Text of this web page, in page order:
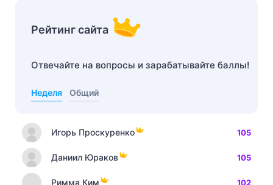
Рейтинг сайта
Отвечайте на вопросы и зарабатывайте баллы!
Неделя Общий
Игорь Проскуренко 105
Даниил Юраков 105
Римма Ким 102